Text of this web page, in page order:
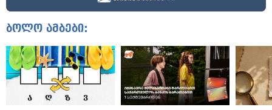
ბოლო ამბები: